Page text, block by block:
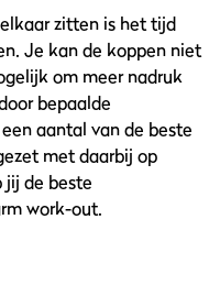
zitten is het tijd
Je kan de koppen niet
om meer nadruk
bepaalde
aantal van de beste
met daarbij op
de beste
work-out.